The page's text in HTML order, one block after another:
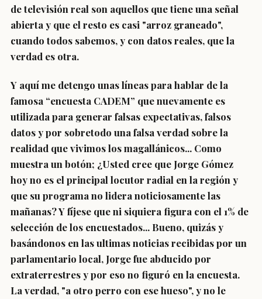
de televisión real son aquellos que tiene una señal
abierta y que el resto es casi "arroz graneado",
cuando todos sabemos, y con datos reales, que la
verdad es otra.
Y aquí me detengo unas líneas para hablar de la
famosa “encuesta CADEM” que nuevamente es
utilizada para generar falsas expectativas, falsos
datos y por sobretodo una falsa verdad sobre la
realidad que vivimos los magallánicos... Como
muestra un botón; ¿Usted cree que Jorge Gómez
hoy no es el principal locutor radial en la región y
que su programa no lidera noticiosamente las
mañanas? Y fíjese que ni siquiera figura con el 1% de
selección de los encuestados... Bueno, quizás y
basándonos en las ultimas noticias recibidas por un
parlamentario local, Jorge fue abducido por
extraterrestres y por eso no figuró en la encuesta.
La verdad, "a otro perro con ese hueso", y no le